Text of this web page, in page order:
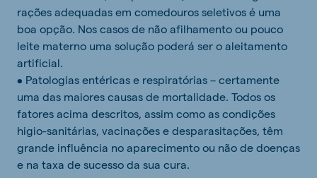
rações adequadas em comedouros seletivos é uma
boa opção. Nos casos de não afilhamento ou pouco
leite materno uma solução poderá ser o aleitamento
artificial.
• Patologias entéricas e respiratórias – certamente
uma das maiores causas de mortalidade. Todos os
fatores acima descritos, assim como as condições
higio-sanitárias, vacinações e desparasitações, têm
grande influência no aparecimento ou não de doenças
e na taxa de sucesso da sua cura.